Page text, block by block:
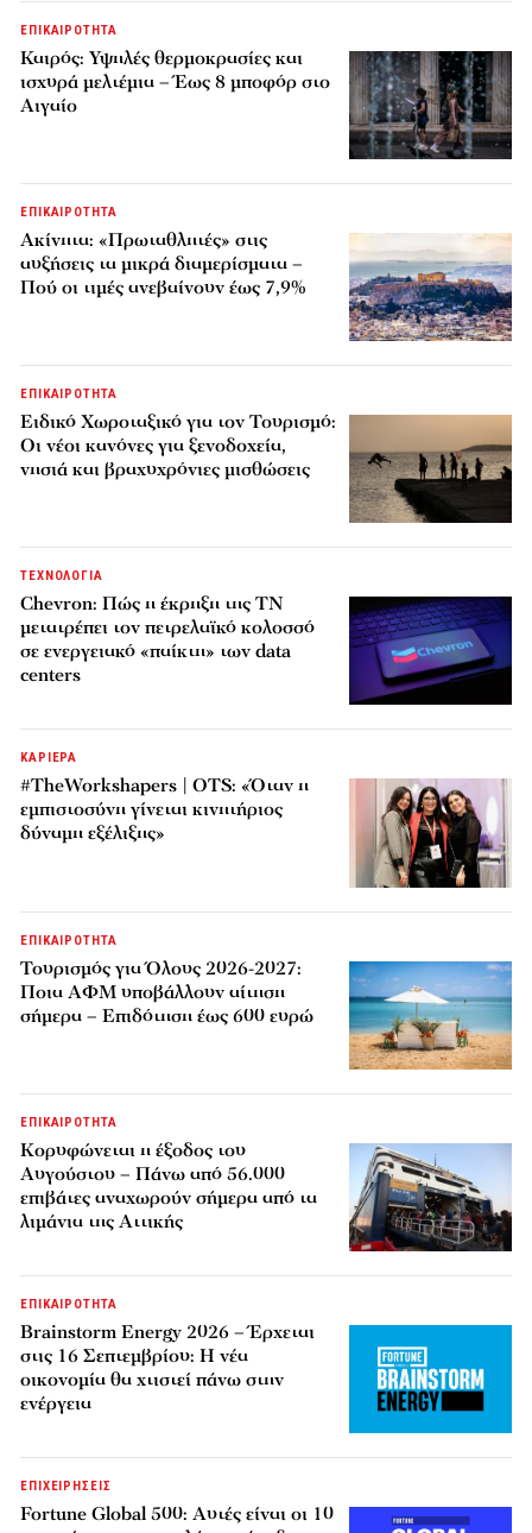
ΕΠΙΚΑΙΡΟΤΗΤΑ
Καιρός: Υψηλές θερμοκρασίες και
ισχυρά μελτέμια – Έως 8 μποφόρ στο
Αιγαίο
ΕΠΙΚΑΙΡΟΤΗΤΑ
Ακίνητα: «Πρωταθλητές» στις
αυξήσεις τα μικρά διαμερίσματα –
Πού οι τιμές ανεβαίνουν έως 7,9%
ΕΠΙΚΑΙΡΟΤΗΤΑ
Ειδικό Χωροταξικό για τον Τουρισμό:
Οι νέοι κανόνες για ξενοδοχεία,
νησιά και βραχυχρόνιες μισθώσεις
ΤΕΧΝΟΛΟΓΙΑ
Chevron: Πώς η έκρηξη της ΤΝ
μετατρέπει τον πετρελαϊκό κολοσσό
σε ενεργειακό «παίκτη» των data
centers
ΚΑΡΙΕΡΑ
#TheWorkshapers | OTS: «Όταν η
εμπιστοσύνη γίνεται κινητήριος
δύναμη εξέλιξης»
ΕΠΙΚΑΙΡΟΤΗΤΑ
Τουρισμός για Όλους 2026-2027:
Ποια ΑΦΜ υποβάλλουν αίτηση
σήμερα – Επιδότηση έως 600 ευρώ
ΕΠΙΚΑΙΡΟΤΗΤΑ
Κορυφώνεται η έξοδος του
Αυγούστου – Πάνω από 56.000
επιβάτες αναχωρούν σήμερα από τα
λιμάνια της Αττικής
ΕΠΙΚΑΙΡΟΤΗΤΑ
Brainstorm Energy 2026 – Έρχεται
στις 16 Σεπτεμβρίου: Η νέα
οικονομία θα χτιστεί πάνω στην
ενέργεια
ΕΠΙΧΕΙΡΗΣΕΙΣ
Fortune Global 500: Αυτές είναι οι 10